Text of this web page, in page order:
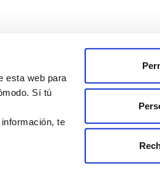
esta web para
Sí tú
te